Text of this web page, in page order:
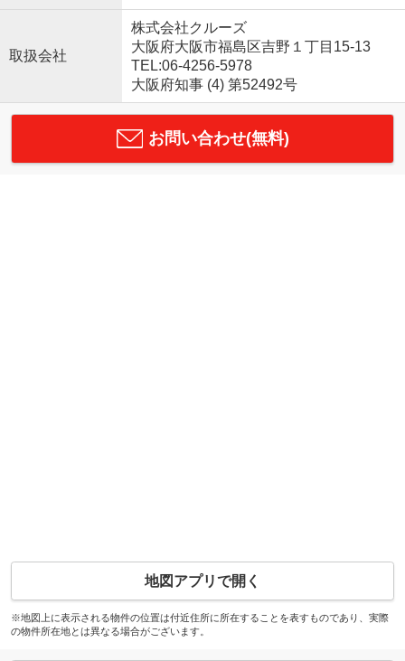
取扱会社
株式会社クルーズ
大阪府大阪市福島区吉野１丁目15-13
TEL:06-4256-5978
大阪府知事 (4) 第52492号
お問い合わせ(無料)
地図アプリで開く
※地図上に表示される物件の位置は付近住所に所在することを表すものであり、実際
の物件所在地とは異なる場合がございます。